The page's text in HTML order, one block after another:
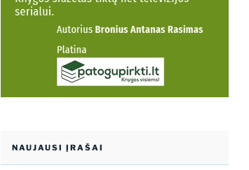
NAUJAUSI ĮRAŠAI